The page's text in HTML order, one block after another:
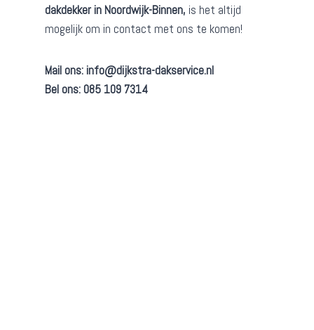
dakdekker in Noordwijk-Binnen, is het altijd
mogelijk om in contact met ons te komen!
Mail ons: info@dijkstra-dakservice.nl
Bel ons: 085 109 7314